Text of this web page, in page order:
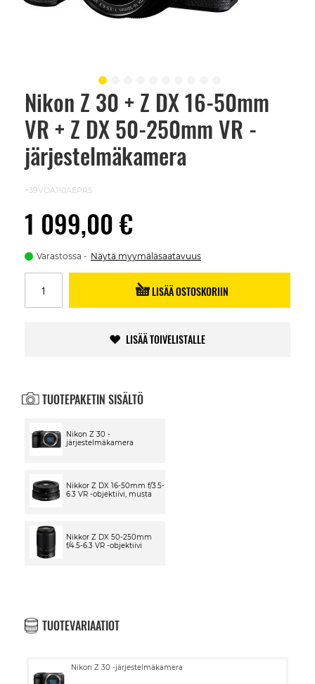
Nikon Z 30 + Z DX 16-50mm
VR + Z DX 50-250mm VR -
järjestelmäkamera
+39VOA110AEPR5
1 099,00 €
Varastossa Näytä myymäläsaatavuus
LISÄÄ OSTOSKORIIN
LISÄÄ TOIVELISTALLE
TUOTEPAKETIN SISÄLTÖ
Nikon Z 30 -
järjestelmäkamera
Nikkor Z DX 16-50mm f/3.5-
6.3 VR -objektiivi, musta
Nikkor Z DX 50-250mm
f/4.5-6.3 VR -objektiivi
TUOTEVARIAATIOT
Nikon Z 30 -järjestelmäkamera
Skip
beginning
images